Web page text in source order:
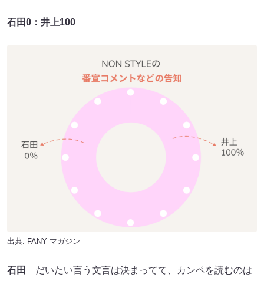
石田0：井上100
出典: FANY マガジン
石田
だいたい言う文言は決まってて、カンペを読むのは